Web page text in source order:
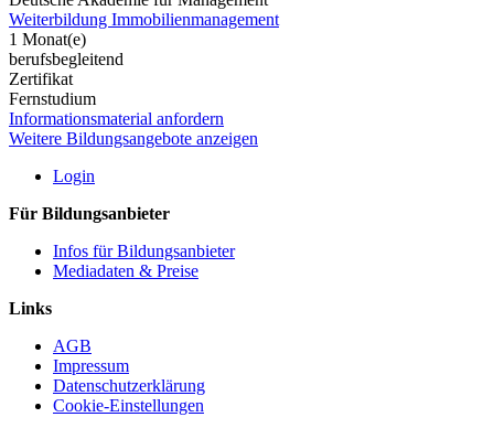
Weiterbildung Immobilienmanagement
1 Monat(e)
berufsbegleitend
Zertifikat
Fernstudium
Informationsmaterial anfordern
Weitere Bildungsangebote anzeigen
Login
Für Bildungsanbieter
Infos für Bildungsanbieter
Mediadaten & Preise
Links
AGB
Impressum
Datenschutzerklärung
Cookie-Einstellungen